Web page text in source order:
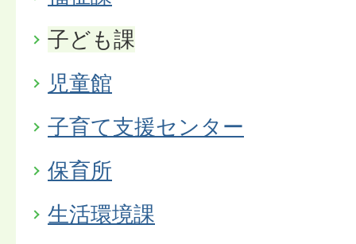
子ども課
児童館
子育て支援センター
保育所
生活環境課